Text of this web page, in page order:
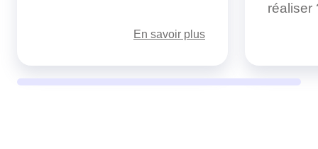
En savoir plus
réaliser